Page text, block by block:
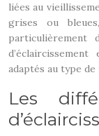
liées au
grises ou
adaptés au type
Les